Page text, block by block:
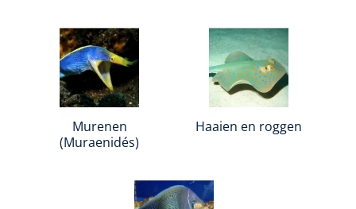
Murenen
(Muraenidés)
Haaien en roggen